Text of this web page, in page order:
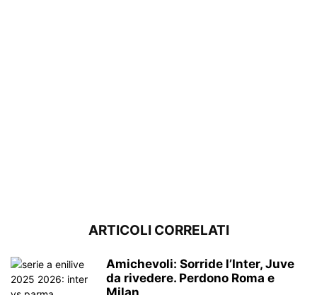
ARTICOLI CORRELATI
Amichevoli: Sorride l’Inter, Juve
da rivedere. Perdono Roma e